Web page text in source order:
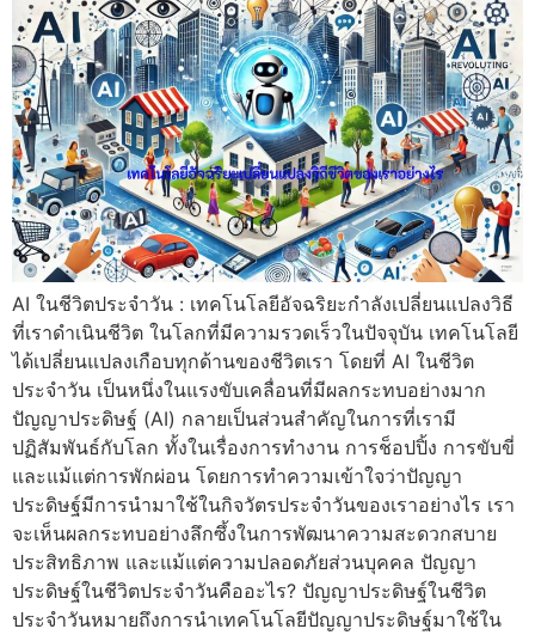
AI ในชีวิตประจำวัน : เทคโนโลยีอัจฉริยะกำลังเปลี่ยนแปลงวิธี
ที่เราดำเนินชีวิต ในโลกที่มีความรวดเร็วในปัจจุบัน เทคโนโลยี
ได้เปลี่ยนแปลงเกือบทุกด้านของชีวิตเรา โดยที่ AI ในชีวิต
ประจำวัน เป็นหนึ่งในแรงขับเคลื่อนที่มีผลกระทบอย่างมาก
ปัญญาประดิษฐ์ (AI) กลายเป็นส่วนสำคัญในการที่เรามี
ปฏิสัมพันธ์กับโลก ทั้งในเรื่องการทำงาน การช็อปปิ้ง การขับขี่
และแม้แต่การพักผ่อน โดยการทำความเข้าใจว่าปัญญา
ประดิษฐ์มีการนำมาใช้ในกิจวัตรประจำวันของเราอย่างไร เรา
จะเห็นผลกระทบอย่างลึกซึ้งในการพัฒนาความสะดวกสบาย
ประสิทธิภาพ และแม้แต่ความปลอดภัยส่วนบุคคล ปัญญา
ประดิษฐ์ในชีวิตประจำวันคืออะไร? ปัญญาประดิษฐ์ในชีวิต
ประจำวันหมายถึงการนำเทคโนโลยีปัญญาประดิษฐ์มาใช้ใน